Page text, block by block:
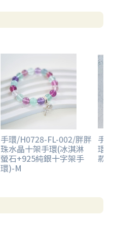
手環/H0728-FL-002/胖胖
珠水晶十架手環(冰淇淋
螢石+925純銀十字架手
環)-M
手
環-
款)